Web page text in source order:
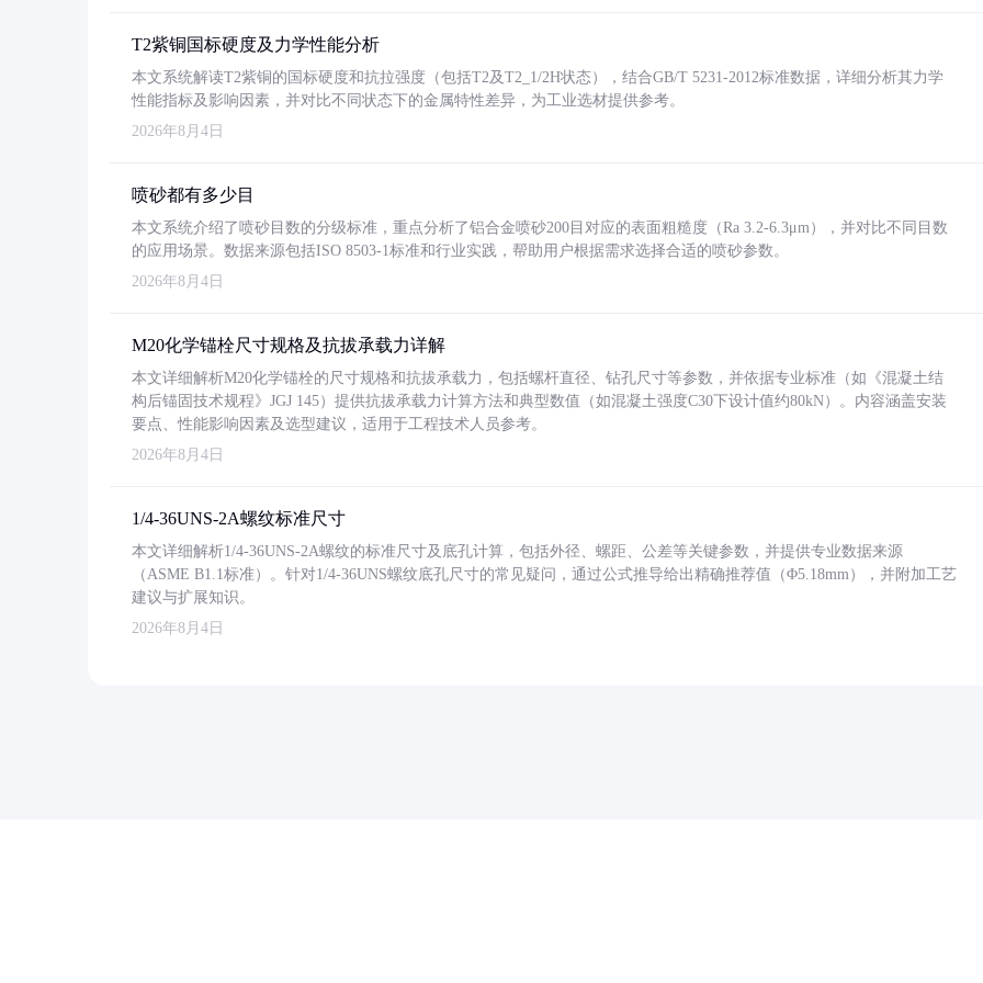
T2紫铜国标硬度及力学性能分析
本文系统解读T2紫铜的国标硬度和抗拉强度（包括T2及T2_1/2H状态），结合GB/T 5231-2012标准数据，详细分析其力学
性能指标及影响因素，并对比不同状态下的金属特性差异，为工业选材提供参考。
2026年8月4日
喷砂都有多少目
本文系统介绍了喷砂目数的分级标准，重点分析了铝合金喷砂200目对应的表面粗糙度（Ra 3.2-6.3μm），并对比不同目数
的应用场景。数据来源包括ISO 8503-1标准和行业实践，帮助用户根据需求选择合适的喷砂参数。
2026年8月4日
M20化学锚栓尺寸规格及抗拔承载力详解
本文详细解析M20化学锚栓的尺寸规格和抗拔承载力，包括螺杆直径、钻孔尺寸等参数，并依据专业标准（如《混凝土结
构后锚固技术规程》JGJ 145）提供抗拔承载力计算方法和典型数值（如混凝土强度C30下设计值约80kN）。内容涵盖安装
要点、性能影响因素及选型建议，适用于工程技术人员参考。
2026年8月4日
1/4-36UNS-2A螺纹标准尺寸
本文详细解析1/4-36UNS-2A螺纹的标准尺寸及底孔计算，包括外径、螺距、公差等关键参数，并提供专业数据来源
（ASME B1.1标准）。针对1/4-36UNS螺纹底孔尺寸的常见疑问，通过公式推导给出精确推荐值（Φ5.18mm），并附加工艺
建议与扩展知识。
2026年8月4日